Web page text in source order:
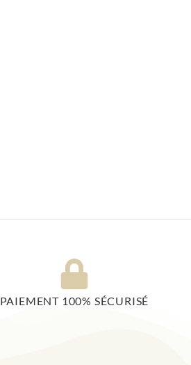
PAIEMENT 100% SÉCURISÉ